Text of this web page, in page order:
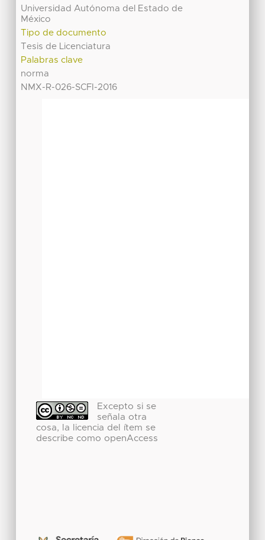
Universidad Autónoma del Estado de
México
Tipo de documento
Tesis de Licenciatura
Palabras clave
norma
NMX-R-026-SCFI-2016
Excepto si se
señala otra
cosa, la licencia del ítem se
describe como openAccess